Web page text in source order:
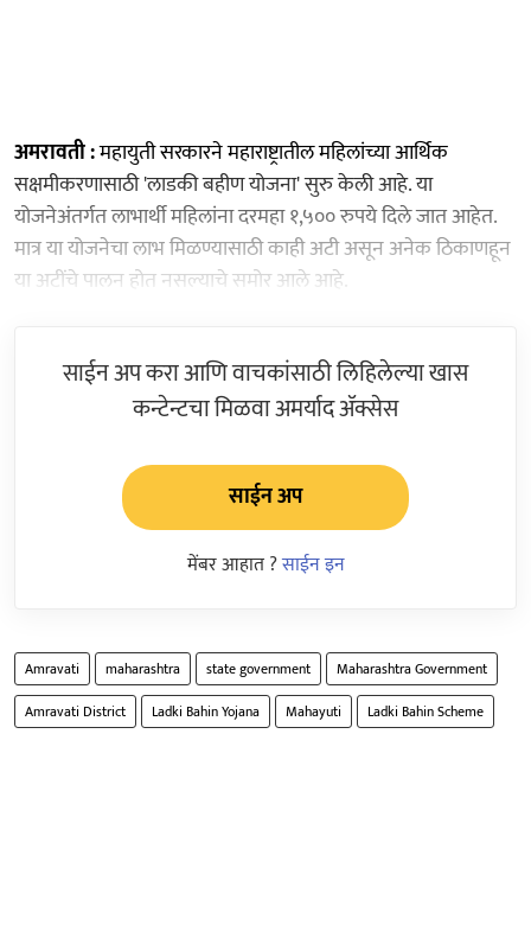
अमरावती :महायुती सरकारने महाराष्ट्रातील महिलांच्या आर्थिक
सक्षमीकरणासाठी 'लाडकी बहीण योजना' सुरु केली आहे. या
योजनेअंतर्गत लाभार्थी महिलांना दरमहा १,५०० रुपये दिले जात आहेत.
मात्र या योजनेचा लाभ मिळण्यासाठी काही अटी असून अनेक ठिकाणहून
या अटींचे पालन होत नसल्याचे समोर आले आहे.
साईन अप करा आणि वाचकांसाठी लिहिलेल्या खास
कन्टेन्टचा मिळवा अमर्याद ॲक्सेस
साईन अप
मेंबर आहात ?साईन इन
Amravati maharashtra state government
Maharashtra Government
Amravati District
Ladki Bahin Yojana Mahayuti Ladki Bahin Scheme